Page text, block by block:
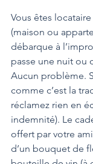
Vous êtes
(maison ou
débarque à
passe une nuit ou
Aucun problème.
comme c’est la
réclamez rien en
indemnité). Le
offert par votre
d’un bouquet de